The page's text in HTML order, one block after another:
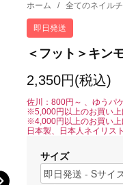
ホーム / 全てのネイル
即日発送
＜フット＞キン
2,350円(税込)
佐川：800円～ 、ゆうパ
※5,000円以上のお買い上
※4,000円以上のお買い
日本製、日本人ネイリス
サイズ